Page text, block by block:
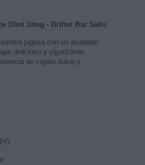
10ml 10mg - Drifter Bar Salts
jugosa con un acabado
delicioso y vigorizante.
de vapeo dulce y